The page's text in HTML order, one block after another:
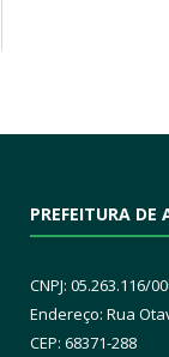
PREFEITURA DE
CNPJ: 05.263.116/
Endereço: Rua
CEP: 68371-288